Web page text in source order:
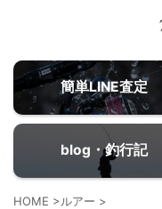
簡単LINE査定
blog・釣行記
HOME >ルアー >